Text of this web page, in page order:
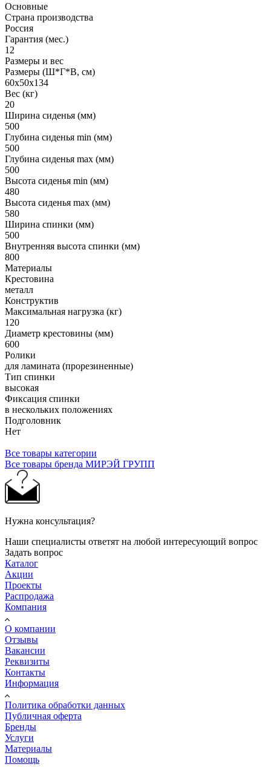
Основные
Страна производства
Россия
Гарантия (мес.)
12
Размеры и вес
Размеры (Ш*Г*В, см)
60х50х134
Вес (кг)
20
Ширина сиденья (мм)
500
Глубина сиденья min (мм)
500
Глубина сиденья max (мм)
500
Высота сиденья min (мм)
480
Высота сиденья max (мм)
580
Ширина спинки (мм)
500
Внутренняя высота спинки (мм)
800
Материалы
Крестовина
металл
Конструктив
Максимальная нагрузка (кг)
120
Диаметр крестовины (мм)
600
Ролики
для ламината (прорезиненные)
Тип спинки
высокая
Фиксация спинки
в нескольких положениях
Подголовник
Нет
Все товары категории
Все товары бренда МИРЭЙ ГРУПП
Нужна консультация?
Наши специалисты ответят на любой интересующий вопрос
Задать вопрос
Каталог
Акции
Проекты
Распродажа
Компания
О компании
Отзывы
Вакансии
Реквизиты
Контакты
Информация
Политика обработки данных
Публичная оферта
Бренды
Услуги
Материалы
Помощь